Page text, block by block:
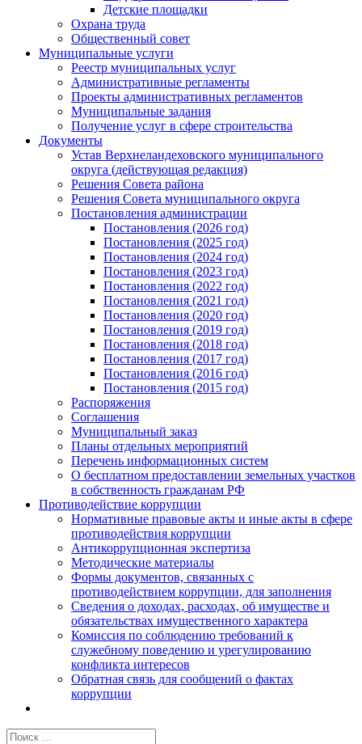
Детские площадки
Охрана труда
Общественный совет
Муниципальные услуги
Реестр муниципальных услуг
Административные регламенты
Проекты административных регламентов
Муниципальные задания
Получение услуг в сфере строительства
Документы
Устав Верхнеландеховского муниципального
округа (действующая редакция)
Решения Совета района
Решения Совета муниципального округа
Постановления администрации
Постановления (2026 год)
Постановления (2025 год)
Постановления (2024 год)
Постановления (2023 год)
Постановления (2022 год)
Постановления (2021 год)
Постановления (2020 год)
Постановления (2019 год)
Постановления (2018 год)
Постановления (2017 год)
Постановления (2016 год)
Постановления (2015 год)
Распоряжения
Соглашения
Муниципальный заказ
Планы отдельных мероприятий
Перечень информационных систем
О бесплатном предоставлении земельных участков
в собственность гражданам РФ
Противодействие коррупции
Нормативные правовые акты и иные акты в сфере
противодействия коррупции
Антикоррупционная экспертиза
Методические материалы
Формы документов, связанных с
противодействием коррупции, для заполнения
Сведения о доходах, расходах, об имуществе и
обязательствах имущественного характера
Комиссия по соблюдению требований к
служебному поведению и урегулированию
конфликта интересов
Обратная связь для сообщений о фактах
коррупции
Результат